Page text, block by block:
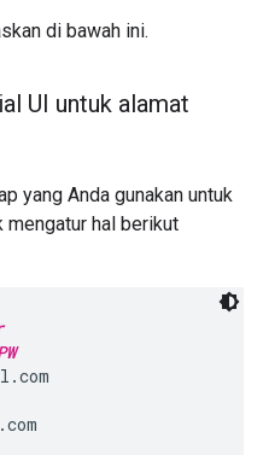
di bawah ini.
UI untuk alamat
yang Anda gunakan untuk
mengatur hal berikut